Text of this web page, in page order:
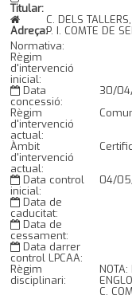
Titular:
Adreça:
C. DELS
P. I. COMTE DE
Normativa:
Règim
d'intervenció
inicial:
Data
concessió:
30/
Règim
d'intervenció
actual:
Àmbit
d'intervenció
actual:
Data control
inicial:
04/
Data de
caducitat:
Data de
cessament:
Data darrer
control LPCAA:
Règim
disciplinari:
NOTA:
C.